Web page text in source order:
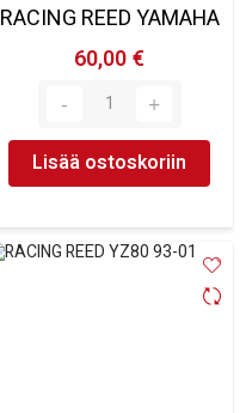
RACING REED YAMAHA
60,00 €
Lisää ostoskoriin